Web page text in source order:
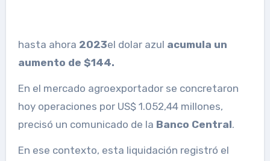
hasta ahora 2023el dolar azul acumula un
aumento de $144.
En el mercado agroexportador se concretaron
hoy operaciones por US$ 1.052,44 millones,
precisó un comunicado de la Banco Central.
En ese contexto, esta liquidación registró el